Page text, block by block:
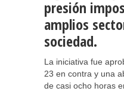
presión
amplios
sociedad.
La iniciativa fue
23 en contra y una
de casi ocho horas